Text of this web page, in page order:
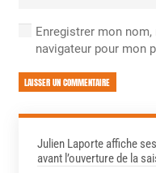
Enregistrer mon
navigateur pour mon
LAISSER UN COMMENTAIRE
Julien Laporte affiche
avant l’ouverture de la